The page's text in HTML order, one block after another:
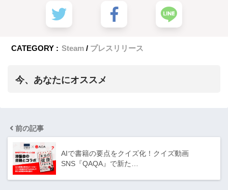
CATEGORY : Steam プレスリリース
今、あなたにオススメ
前の記事
AIで書籍の要点をクイズ化！クイズ動画
SNS『QAQA』で新た…